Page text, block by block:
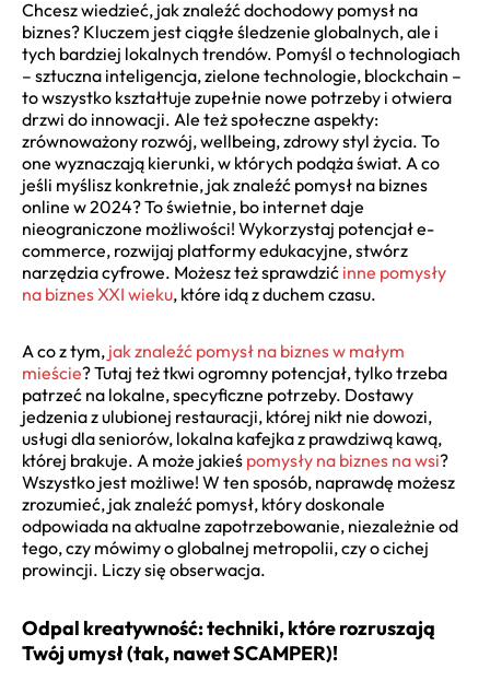
Chcesz wiedzieć, jak znaleźć dochodowy pomysł na
biznes? Kluczem jest ciągłe śledzenie globalnych, ale i
tych bardziej lokalnych trendów. Pomyśl o technologiach
– sztuczna inteligencja, zielone technologie, blockchain –
to wszystko kształtuje zupełnie nowe potrzeby i otwiera
drzwi do innowacji. Ale też społeczne aspekty:
zrównoważony rozwój, wellbeing, zdrowy styl życia. To
one wyznaczają kierunki, w których podąża świat. A co
jeśli myślisz konkretnie, jak znaleźć pomysł na biznes
online w 2024? To świetnie, bo internet daje
nieograniczone możliwości! Wykorzystaj potencjał e-
commerce, rozwijaj platformy edukacyjne, stwórz
narzędzia cyfrowe. Możesz też sprawdzić inne pomysły
na biznes XXI wieku, które idą z duchem czasu.
A co z tym, jak znaleźć pomysł na biznes w małym
mieście? Tutaj też tkwi ogromny potencjał, tylko trzeba
patrzeć na lokalne, specyficzne potrzeby. Dostawy
jedzenia z ulubionej restauracji, której nikt nie dowozi,
usługi dla seniorów, lokalna kafejka z prawdziwą kawą,
której brakuje. A może jakieś pomysły na biznes na wsi?
Wszystko jest możliwe! W ten sposób, naprawdę możesz
zrozumieć, jak znaleźć pomysł, który doskonale
odpowiada na aktualne zapotrzebowanie, niezależnie od
tego, czy mówimy o globalnej metropolii, czy o cichej
prowincji. Liczy się obserwacja.
Odpal kreatywność: techniki, które rozruszają
Twój umysł (tak, nawet SCAMPER)!